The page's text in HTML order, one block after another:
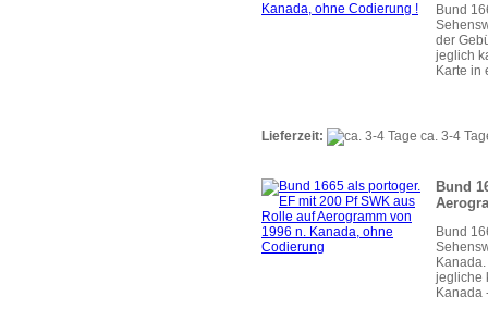
Bund
der
jeglich
Karte in
Lieferzeit: ca. 3-4
Bund
Bund
jegliche
Kanada